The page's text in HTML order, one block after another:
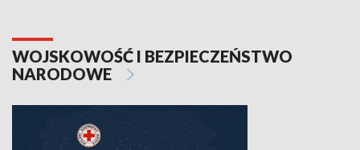
WOJSKOWOŚĆ I BEZPIECZEŃSTWO
NARODOWE